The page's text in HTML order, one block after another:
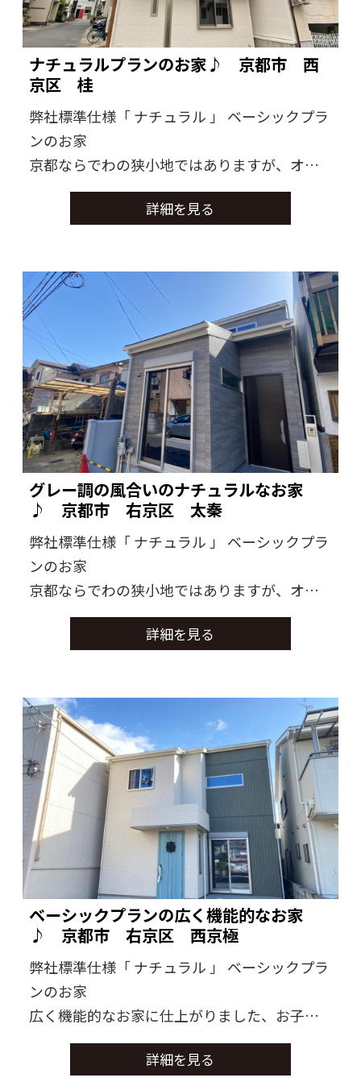
ナチュラルプランのお家♪ 京都市 西
京区 桂
弊社標準仕様「 ナチュラル 」 ベーシックプラ
ンのお家
京都ならでわの狭小地ではありますが、オー
ナー様趣味を満喫されるスペースを、確保致
家に仕上がりました。
詳細を見る
グレー調の風合いのナチュラルなお家
♪ 京都市 右京区 太秦
弊社標準仕様「 ナチュラル 」 ベーシックプラ
ンのお家
京都ならでわの狭小地ではありますが、オー
ナー様趣味を満喫されるスペースを、確保致
家に仕上がりました。
詳細を見る
ベーシックプランの広く機能的なお家
♪ 京都市 右京区 西京極
弊社標準仕様「 ナチュラル 」 ベーシックプラ
ンのお家
広く機能的なお家に仕上がりました、お子様
や将来のことを考えた間取りに。
末永くご使用できる様工夫がいっぱいのお家
詳細を見る